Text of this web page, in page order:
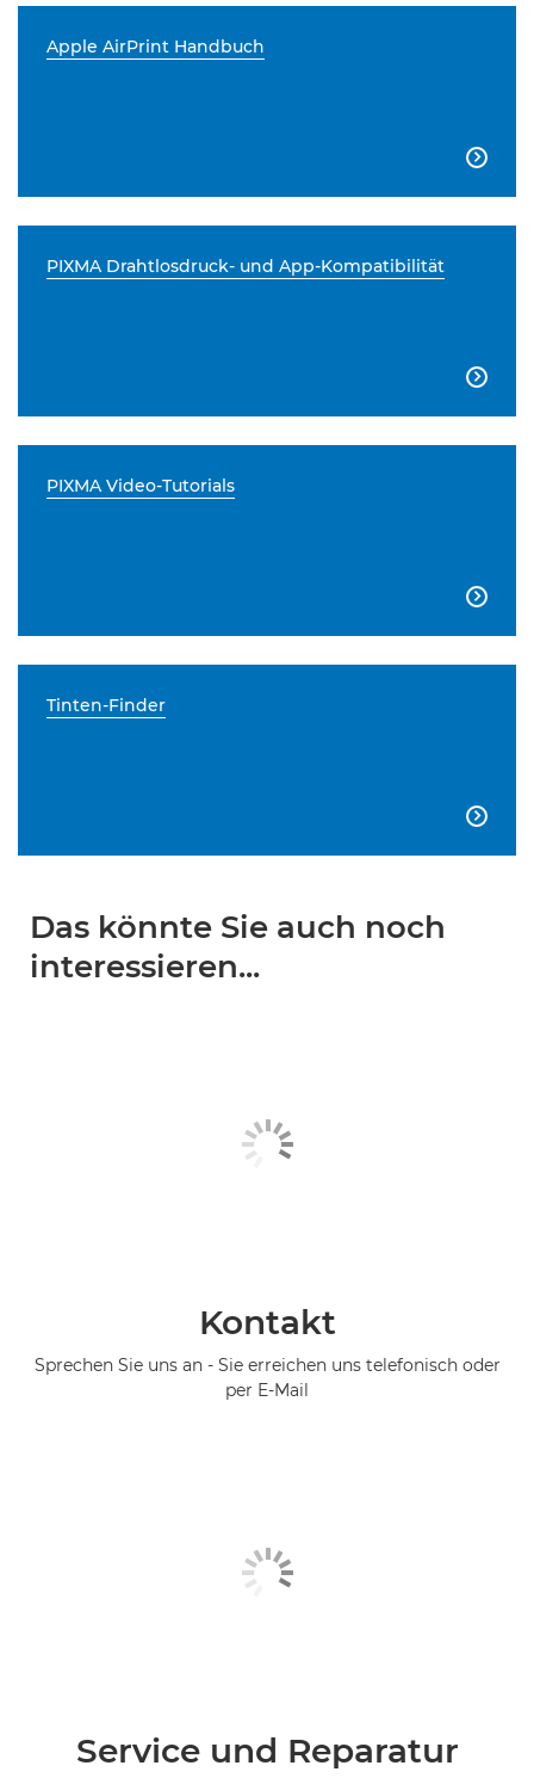
Apple AirPrint Handbuch

PIXMA Drahtlosdruck- und App-Kompatibilität

PIXMA Video-Tutorials

Tinten-Finder

Das könnte Sie auch noch
interessieren...
Kontakt
Sprechen Sie uns an - Sie erreichen uns telefonisch oder
per E-Mail
Service und Reparatur